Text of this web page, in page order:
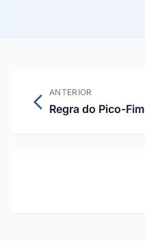
ANTERIOR
Regra do Pico-Fim